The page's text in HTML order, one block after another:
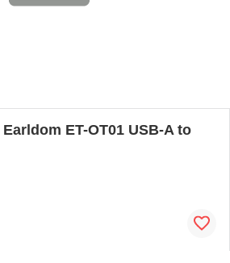
Earldom ET-OT01 USB-A to